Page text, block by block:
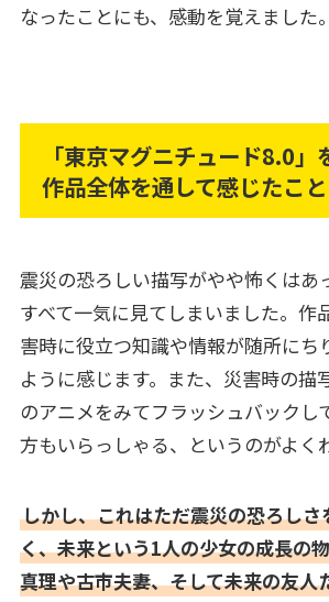
なったことにも、感動を覚えました。
「東京マグニチュード8.0
作品全体を通して感じたこと
震災の恐ろしい描写がやや怖くはあ
すべて一気に見てしまいました。作
害時に役立つ知識や情報が随所にち
ように感じます。また、災害時の描
のアニメをみてフラッシュバックし
方もいらっしゃる、というのがよく
しかし、これはただ震災の恐ろしさ
く、未来という1人の少女の成長の
真理や古市夫妻、そして未来の友人